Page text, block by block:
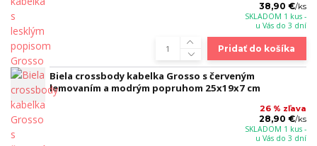
38,90 €/ks
SKLADOM 1 kus -
u Vás do 3 dní
Pridať do košíka
Biela crossbody kabelka Grosso s červeným
lemovaním a modrým popruhom 25x19x7 cm
26 % zľava
28,90 €/ks
SKLADOM 1 kus -
u Vás do 3 dní